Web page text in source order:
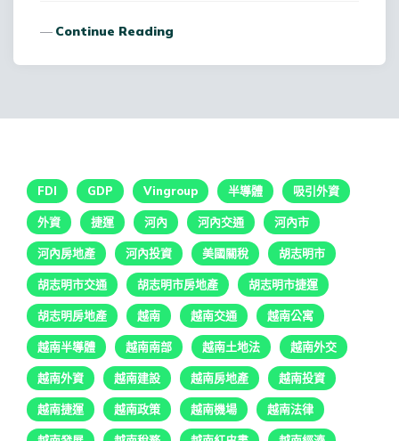
Continue Reading
FDI GDP Vingroup 半導體 吸引外資
外資 捷運 河內 河內交通 河內市
河內房地產 河內投資 美國關稅 胡志明市
胡志明市交通 胡志明市房地產 胡志明市捷運
胡志明房地產 越南 越南交通 越南公寓
越南半導體 越南南部 越南土地法 越南外交
越南外資 越南建設 越南房地產 越南投資
越南捷運 越南政策 越南機場 越南法律